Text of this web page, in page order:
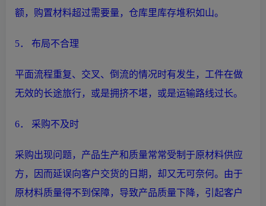
额，购置材料超过需要量，仓库里库存堆积如山。
5． 布局不合理
平面流程重复、交叉、倒流的情况时有发生，工件在做
无效的长途旅行，或是拥挤不堪，或是运输路线过长。
6． 采购不及时
采购出现问题，产品生产和质量常常受制于原材料供应
方，因而延误向客户交货的日期，却又无可奈何。由于
原材料质量得不到保障，导致产品质量下降，引起客户